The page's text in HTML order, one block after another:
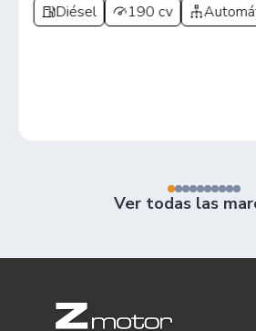
Diésel
190 cv
Ver todas las